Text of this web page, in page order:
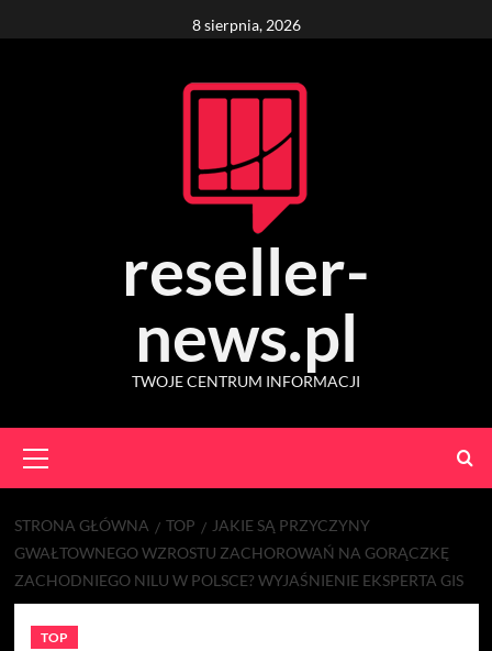
to
8 sierpnia, 2026
reseller-
news.pl
TWOJE CENTRUM INFORMACJI
Menu
STRONA GŁÓWNA TOP
JAKIE SĄ PRZYCZYNY
GWAŁTOWNEGO WZROSTU ZACHOROWAŃ NA GORĄCZKĘ
ZACHODNIEGO NILU W POLSCE? WYJAŚNIENIE EKSPERTA GIS
TOP